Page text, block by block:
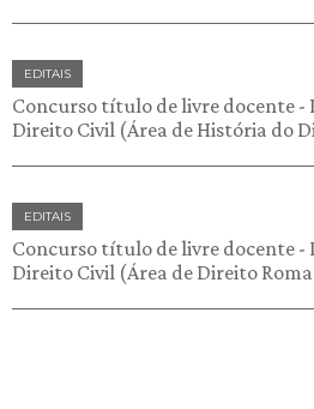
EDITAIS
Concurso título de livre docente
Direito Civil (Área de História do
EDITAIS
Concurso título de livre docente
Direito Civil (Área de Direito